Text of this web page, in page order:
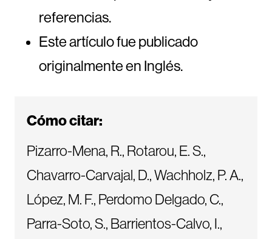
referencias.
Este artículo fue publicado
originalmente en Inglés.
Cómo citar:
Pizarro-Mena, R., Rotarou, E. S.,
Chavarro-Carvajal, D., Wachholz, P. A.,
López, M. F., Perdomo Delgado, C.,
Parra-Soto, S., Barrientos-Calvo, I.,